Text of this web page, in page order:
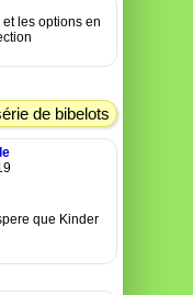
les options en
de bibelots
que Kinder